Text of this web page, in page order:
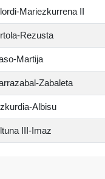
Mariezkurrena II
Rezusta
Martija
Zabaleta
Albisu
III-Imaz